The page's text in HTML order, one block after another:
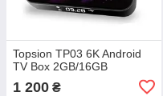
Topsion TP03 6K Android
TV Box 2GB/16GB
1 200 ₴